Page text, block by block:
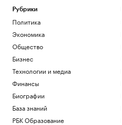
Спорт
Российский прыгун в воду взял
золото на чемпионате Европы
Спорт
«Аэрофлот» предупредил об
изменении расписания в Сочи и
Геленджике
Политика
Ярославский губернатор
потушенных резервуарах с
Политика
Рубрики
Политика
Экономика
Общество
Бизнес
Технологии и медиа
Финансы
Биографии
База знаний
РБК Образование